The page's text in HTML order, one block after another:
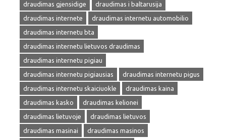
draudimas gjensidige
draudimas i baltarusija
draudimas internete
draudimas internetu automobilio
draudimas internetu bta
draudimas internetu lietuvos draudimas
draudimas internetu pigiau
draudimas internetu pigiausias
draudimas internetu pigus
draudimas internetu skaiciuokle
draudimas kaina
draudimas kasko
draudimas kelionei
draudimas lietuvoje
draudimas lietuvos
draudimas masinai
draudimas masinos